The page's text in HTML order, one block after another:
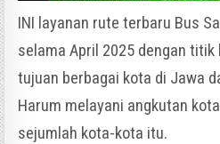
INI layanan rute terbaru Bus
selama April 2025 dengan titik
tujuan berbagai kota di Jawa
Harum melayani angkutan
sejumlah kota-kota itu.